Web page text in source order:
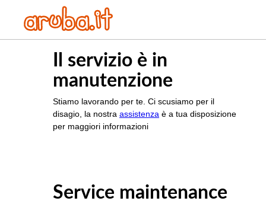
Il servizio è in
manutenzione
Stiamo lavorando per te. Ci scusiamo per il
disagio, la nostra assistenza è a tua disposizione
per maggiori informazioni
Service maintenance